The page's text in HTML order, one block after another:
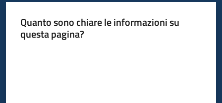
Quanto sono chiare le informazioni su
questa pagina?